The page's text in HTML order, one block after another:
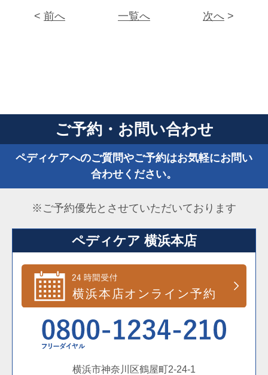
< 前へ 一覧へ 次へ >
ご予約・お問い合わせ
ペディケアへのご質問やご予約はお気軽にお問い
合わせください。
※ご予約優先とさせていただいております
ペディケア 横浜本店
横浜市神奈川区鶴屋町2-24-1